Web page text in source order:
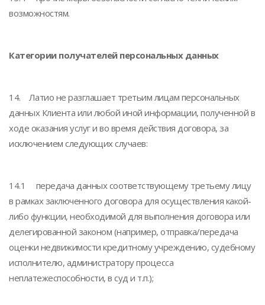
возможностям.
Категории получателей персональных данных
14. Латио не разглашает третьим лицам персональных
данных Клиента или любой иной информации, полученной в
ходе оказания услуг и во время действия договора, за
исключением следующих случаев:
14.1 передача данных соответствующему третьему лицу
в рамках заключенного договора для осуществления какой-
либо функции, необходимой для выполнения договора или
делегированной законом (например, отправка/передача
оценки недвижимости кредитному учреждению, судебному
исполнителю, администратору процесса
неплатежеспособности, в суд и т.п.);